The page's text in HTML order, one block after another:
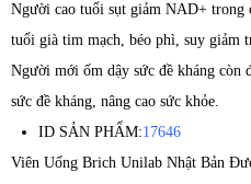
Người cao tuổi sụt giảm NAD+ trong
tuổi già tim mạch, béo phì, suy giảm
Người mới ốm dậy sức đề kháng còn
sức đề kháng, nâng cao sức khỏe.
ID SẢN PHẨM:17646
Viên Uống Brich Unilab Nhật Bản